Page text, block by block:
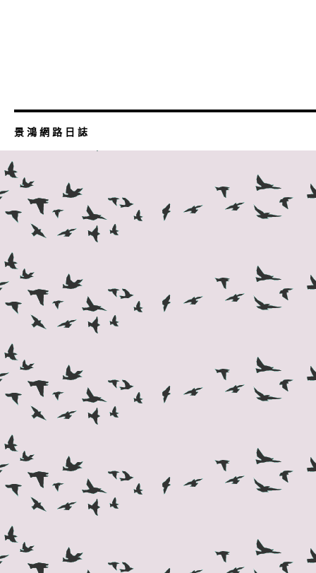
景 鴻 網 路 日 誌